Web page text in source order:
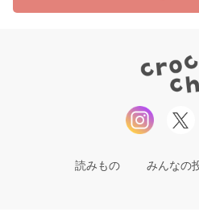
読みもの みんなの